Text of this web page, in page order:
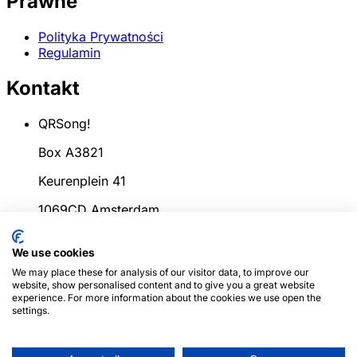
Polityka Prywatności
Regulamin
Kontakt
QRSong!
Box A3821
Keurenplein 41
1069CD Amsterdam
info@qrsong.io
KoK: 99311917
We use cookies
We may place these for analysis of our visitor data, to improve our
website, show personalised content and to give you a great website
experience. For more information about the cookies we use open the
settings.